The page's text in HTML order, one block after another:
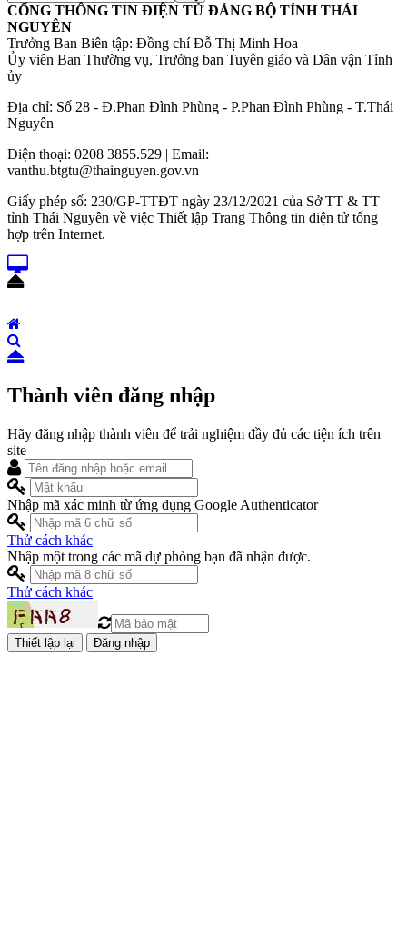
CỔNG THÔNG TIN ĐIỆN TỬ ĐẢNG BỘ TỈNH THÁI
NGUYÊN
Trưởng Ban Biên tập: Đồng chí Đỗ Thị Minh Hoa
Ủy viên Ban Thường vụ, Trưởng ban Tuyên giáo và Dân vận Tỉnh
ủy
Địa chỉ: Số 28 - Đ.Phan Đình Phùng - P.Phan Đình Phùng - T.Thái
Nguyên
Điện thoại: 0208 3855.529 | Email:
vanthu.btgtu@thainguyen.gov.vn
Giấy phép số: 230/GP-TTĐT ngày 23/12/2021 của Sở TT & TT
tỉnh Thái Nguyên về việc Thiết lập Trang Thông tin điện tử tổng
hợp trên Internet.
Thành viên đăng nhập
Hãy đăng nhập thành viên để trải nghiệm đầy đủ các tiện ích trên
site
Nhập mã xác minh từ ứng dụng Google Authenticator
Thử cách khác
Nhập một trong các mã dự phòng bạn đã nhận được.
Thử cách khác
Đăng nhập